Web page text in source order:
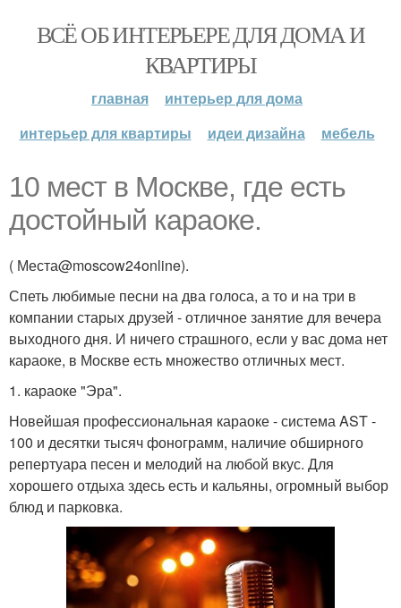
ВСЁ ОБ ИНТЕРЬЕРЕ ДЛЯ ДОМА И
КВАРТИРЫ
главная
интерьер для дома
интерьер для квартиры
идеи дизайна мебель
10 мест в Москве, где есть
достойный караоке.
( Места@moscow24online).
Спеть любимые песни на два голоса, а то и на три в
компании старых друзей - отличное занятие для вечера
выходного дня. И ничего страшного, если у вас дома нет
караоке, в Москве есть множество отличных мест.
1. караоке "Эра".
Новейшая профессиональная караоке - система AST -
100 и десятки тысяч фонограмм, наличие обширного
репертуара песен и мелодий на любой вкус. Для
хорошего отдыха здесь есть и кальяны, огромный выбор
блюд и парковка.